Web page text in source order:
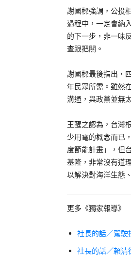
謝國樑強調，公投
過程中，一定會納
的下一步，非一味
查跟把關。
謝國樑最後指出，
年民眾所需。雖然
溝通，與政黨並無
王醒之認為，台灣
少用電的概念而已
度節能計畫」，但
基隆，非常沒有道
以解決對海洋生態
更多《獨家報導》
社長的話／駕駛
社長的話／賴清